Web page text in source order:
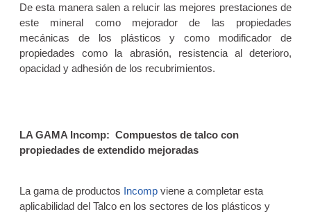
De esta manera salen a relucir las mejores prestaciones de
este mineral como mejorador de las propiedades
mecánicas de los plásticos y como modificador de
propiedades como la abrasión, resistencia al deterioro,
opacidad y adhesión de los recubrimientos.
LA GAMA Incomp: Compuestos de talco con
propiedades de extendido mejoradas
La gama de productos Incompviene a completar esta
aplicabilidad del Talco en los sectores de los plásticos y